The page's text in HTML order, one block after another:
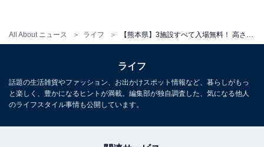
All About ニュース ライフ
アなどのオリジナル商品が充実の農産加工直売所「スペ
り・パン作り体験（有料・事前予約推奨）、秋から冬
（10月下旬〜11月下旬頃 ※なくなり次第終了）にはみか
ん狩り（有料）も楽しめます。毎月第2土曜日は「福の
ライフ
話題の生活雑貨やファッション、お出かけスポット情報など、暮らしがもっ
と楽しく、豊かになるヒントが満載。編集部が独自調査した、気になる他人
のライフスタイル事情も公開しています。